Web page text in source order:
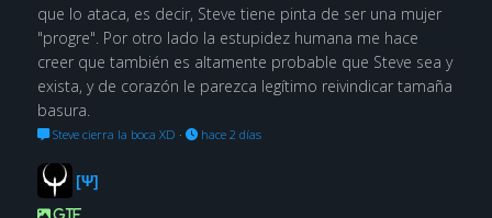
que lo ataca, es decir, Steve tiene pinta de ser una mujer
"progre". Por otro lado la estupidez humana me hace
creer que también es altamente probable que Steve sea y
exista, y de corazón le parezca legítimo reivindicar tamaña
basura.
Steve cierra la boca XD · hace 2 días
[Ψ]
GIF